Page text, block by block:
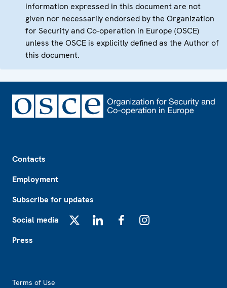
information expressed in this document are not
given nor necessarily endorsed by the Organization
for Security and Co-operation in Europe (OSCE)
unless the OSCE is explicitly defined as the Author of
this document.
Contacts
Employment
Subscribe for updates
Social media
Press
Terms of Use